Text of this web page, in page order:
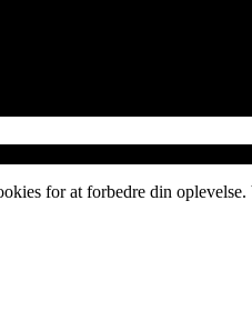
for at forbedre din